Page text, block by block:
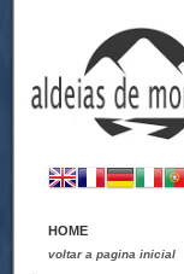
HOME
voltar a pagina inicial